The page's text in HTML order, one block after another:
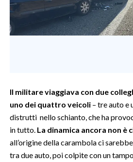
Il militare viaggiava con due
uno dei quattro veicoli – tre auto e
distrutti nello schianto, che ha
in tutto. La dinamica ancora non è
all’origine della carambola ci
tra due auto, poi colpite con un